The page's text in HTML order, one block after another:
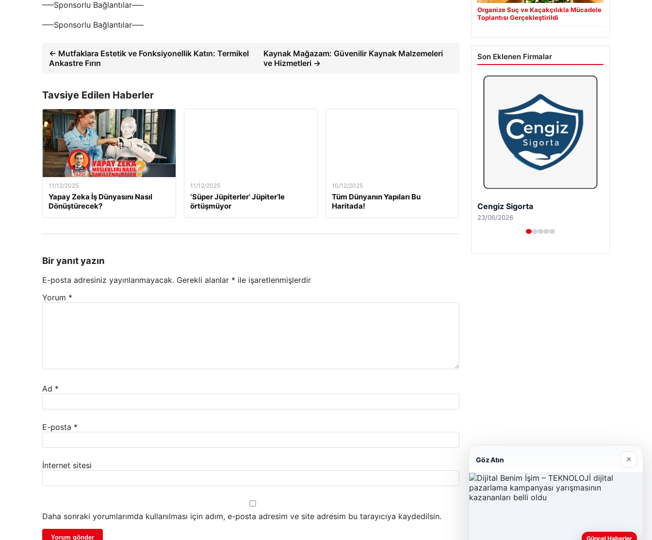
—–Sponsorlu Bağlantılar—–
—–Sponsorlu Bağlantılar—–
← Mutfaklara Estetik ve Fonksiyonellik Katın: Termikel
Ankastre Fırın
Kaynak Mağazam: Güvenilir Kaynak Malzemeleri
ve Hizmetleri →
Tavsiye Edilen Haberler
11/12/2025
Yapay Zeka İş Dünyasını Nasıl
Dönüştürecek?
11/12/2025
‘Süper Jüpiterler’ Jüpiter’le
örtüşmüyor
10/12/2025
Tüm Dünyanın Yapıları Bu
Haritada!
Bir yanıt yazın
E-posta adresiniz yayınlanmayacak. Gerekli alanlar * ile işaretlenmişlerdir
Yorum *
Ad *
E-posta *
İnternet sitesi
Daha sonraki yorumlarımda kullanılması için adım, e-posta adresim ve site adresim bu tarayıcıya kaydedilsin.
Organize Suç ve Kaçakçılıkla Mücadele
Toplantısı Gerçekleştirildi
Son Eklenen Firmalar
Hastaş Beton
26/05/2026
Göz Atın ×
Güncel Haberler